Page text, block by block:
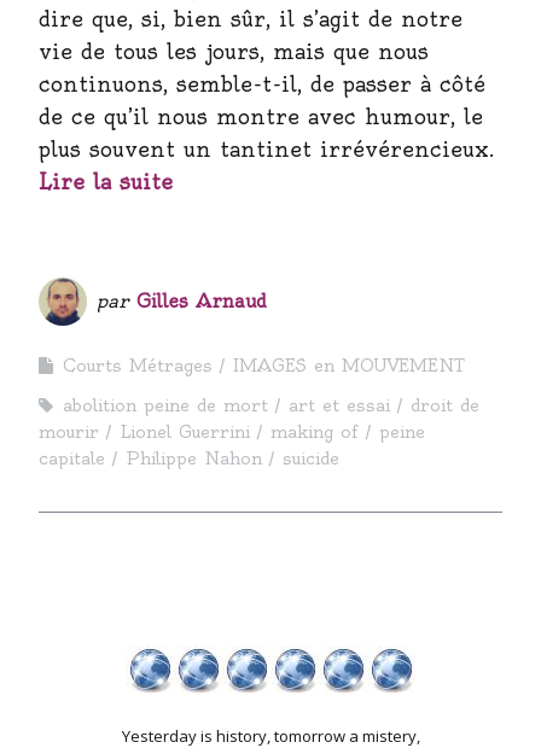
dire que, si, bien sûr, il s’agit de notre
vie de tous les jours, mais que nous
continuons, semble-t-il, de passer à côté
de ce qu’il nous montre avec humour, le
plus souvent un tantinet irrévérencieux.
Lire la suite
par Gilles Arnaud
Courts Métrages
IMAGES en MOUVEMENT
abolition peine de mort
art et essai
droit de
mourir
Lionel Guerrini making of
peine
capitale
Philippe Nahon suicide
Yesterday is history, tomorrow a mistery,